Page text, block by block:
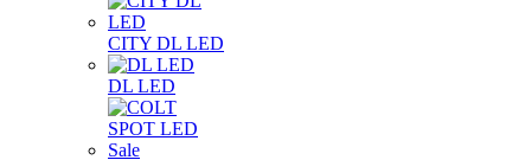
CITY DL LED
DL LED